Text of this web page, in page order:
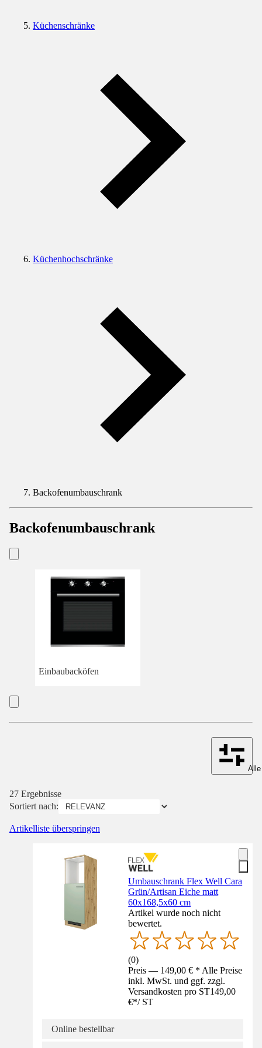
Küchenschränke
Küchenhochschränke
Backofenumbauschrank
Backofenumbauschrank
Einbaubacköfen
27 Ergebnisse
Sortiert nach:
Artikelliste überspringen
Umbauschrank Flex Well Cara
Grün/Artisan Eiche matt
60x168,5x60 cm
Artikel wurde noch nicht
bewertet.
(0)
Preis — 149,00 € * Alle Preise
inkl. MwSt. und ggf. zzgl.
Versandkosten pro ST149,00
€*/ ST
Online bestellbar